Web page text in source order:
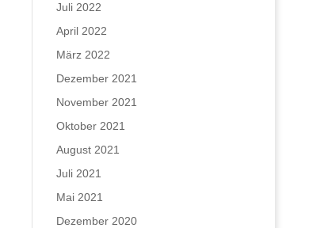
Juli 2022
April 2022
März 2022
Dezember 2021
November 2021
Oktober 2021
August 2021
Juli 2021
Mai 2021
Dezember 2020